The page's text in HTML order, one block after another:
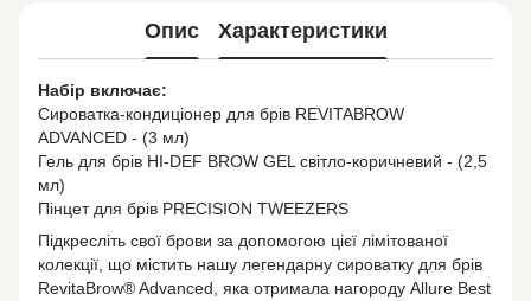
Опис Характеристики
Набір включає:
Сироватка-кондиціонер для брів REVITABROW
ADVANCED - (3 мл)
Гель для брів HI-DEF BROW GEL світло-коричневий - (2,5
мл)
Пінцет для брів PRECISION TWEEZERS
Підкресліть свої брови за допомогою цієї лімітованої
колекції, що містить нашу легендарну сироватку для брів
RevitaBrow® Advanced, яка отримала нагороду Allure Best